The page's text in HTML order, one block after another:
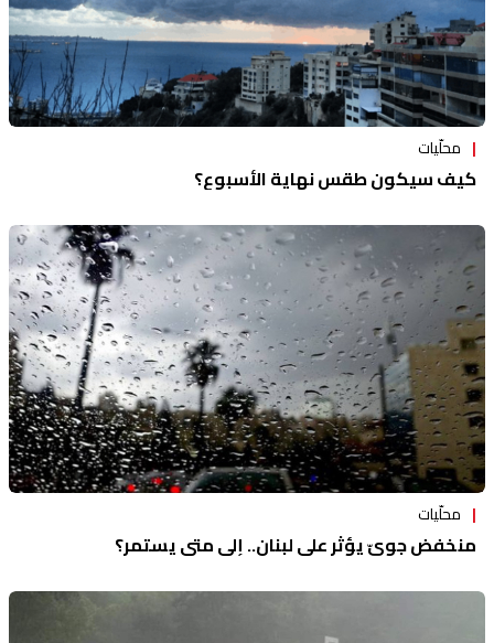
محلّيات
كيف سيكون طقس نهاية الأسبوع؟
محلّيات
منخفض جويّ يؤثر على لبنان.. إلى متى يستمر؟